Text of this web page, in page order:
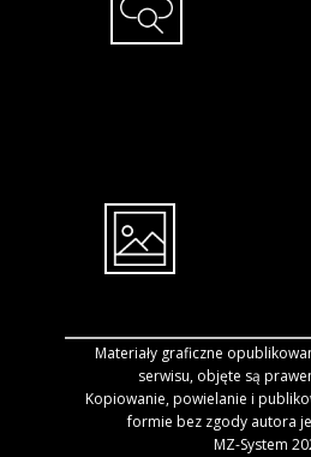
Materiały graficzne
serwisu, objęte są
Kopiowanie, powielanie i
formie bez zgody autora
MZ-System